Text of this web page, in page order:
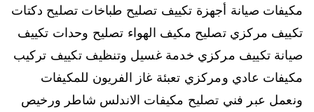
مكيفات صيانة أجهزة تكييف تصليح طباخات تصليح دكتات
تكييف مركزي تصليح مكيف الهواء تصليح وحدات تكييف
صيانة تكييف مركزي خدمة غسيل وتنظيف تكييف تركيب
مكيفات عادي ومركزي تعبئة غاز الفريون للمكيفات
ونعمل عبر فني تصليح مكيفات الاندلس شاطر ورخيص